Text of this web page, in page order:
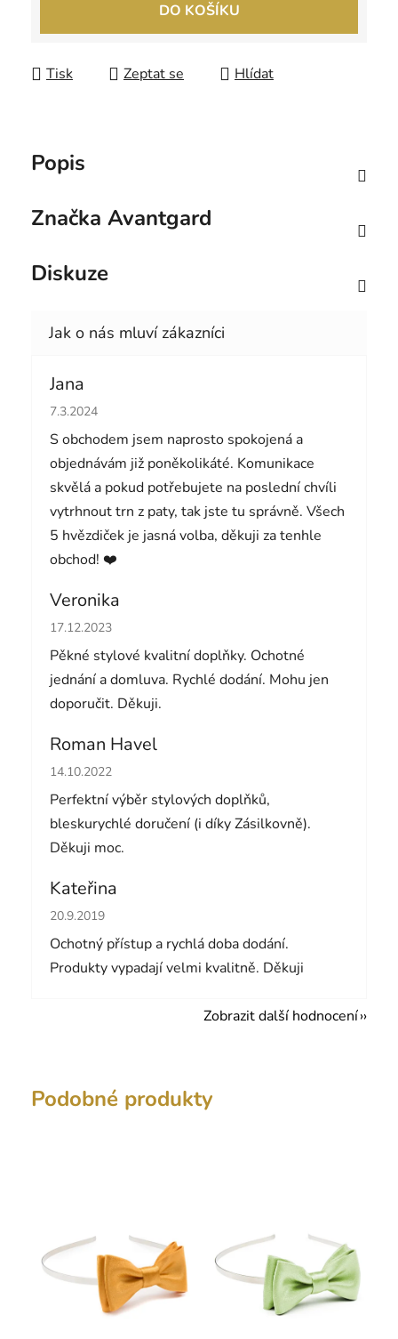
DO KOŠÍKU
Tisk Zeptat se Hlídat
Popis
Značka Avantgard
Diskuze
Jana
Hodnocení obchodu je 5 z 5 hvězdiček.
7.3.2024
S obchodem jsem naprosto spokojená a
objednávám již poněkolikáté. Komunikace
skvělá a pokud potřebujete na poslední chvíli
vytrhnout trn z paty, tak jste tu správně. Všech
5 hvězdiček je jasná volba, děkuji za tenhle
obchod! ❤️
Veronika
Hodnocení obchodu je 5 z 5 hvězdiček.
17.12.2023
Pěkné stylové kvalitní doplňky. Ochotné
jednání a domluva. Rychlé dodání. Mohu jen
doporučit. Děkuji.
Roman Havel
Hodnocení obchodu je 5 z 5 hvězdiček.
14.10.2022
Perfektní výběr stylových doplňků,
bleskurychlé doručení (i díky Zásilkovně).
Děkuji moc.
Kateřina
Hodnocení obchodu je 5 z 5 hvězdiček.
20.9.2019
Ochotný přístup a rychlá doba dodání.
Produkty vypadají velmi kvalitně. Děkuji
Zobrazit další hodnocení
Podobné produkty